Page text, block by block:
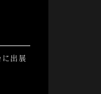
出展